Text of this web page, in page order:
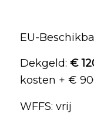
EU-
Dekgeld: €
kosten + €
WFFS: vrij